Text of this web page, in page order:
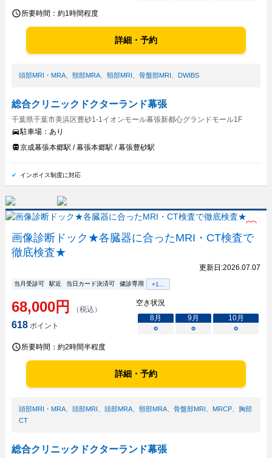
所要時間： 約1時間程度
詳細・予約
頭部MRI・MRA、 頸部MRA、 頸部MRI 、 骨盤部MRI 、 DWIBS
総合クリニックドクターランド幕張
千葉県千葉市美浜区豊砂1-1イオンモール幕張新都心グランドモール1F
駐車場： あり
京成幕張本郷駅 / 幕張本郷駅 / 幕張豊砂駅
インボイス制度に対応
画像診断ドック★各臓器に合ったMRI・CT検査で
徹底検査★
更新日:2026.07.07
当月受診可 駅近 当日カード決済可 健診専用 +1...
68,000円 （税込）
618ポイント
空き状況
8月 9月 10月
○
○ ○
所要時間： 約2時間半程度
詳細・予約
頭部MRI・MRA、 頭部MRI 、 頭部MRA、 頸部MRA、 骨盤部MRI 、 MRCP、
胸部
CT
総合クリニックドクターランド幕張